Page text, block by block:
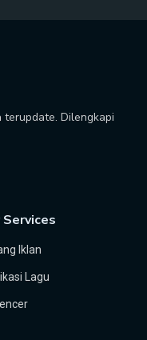
Dilengkapi
Services
Iklan
Lagu